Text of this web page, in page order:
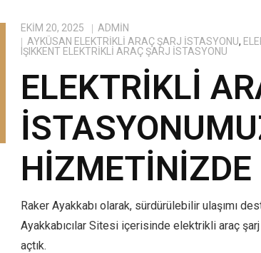
EKIM 20, 2025
ADMIN
AYKÜSAN ELEKTRIKLI ARAÇ ŞARJ İSTASYONU,
IŞIKKENT ELEKTRIKLI ARAÇ ŞARJ İSTASYONU
ELEKTRIKLI
HIZMETINIZDE
Raker Ayakkabı olarak, sürdürülebilir ulaşımı
Ayakkabıcılar Sitesi içerisinde elektrikli araç
açtık.